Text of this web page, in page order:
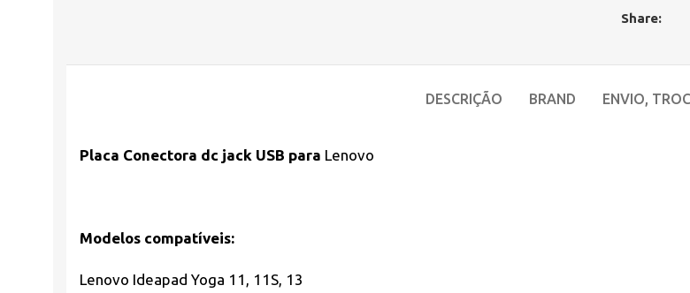
Share:
DESCRIÇÃO BRAND ENVIO,
Placa Conectora dc jack USB para Lenovo
Modelos compatíveis:
Lenovo Ideapad Yoga 11, 11S, 13